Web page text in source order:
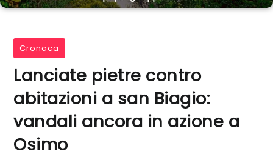
Cronaca
Lanciate pietre contro
abitazioni a san Biagio:
vandali ancora in azione a
Osimo